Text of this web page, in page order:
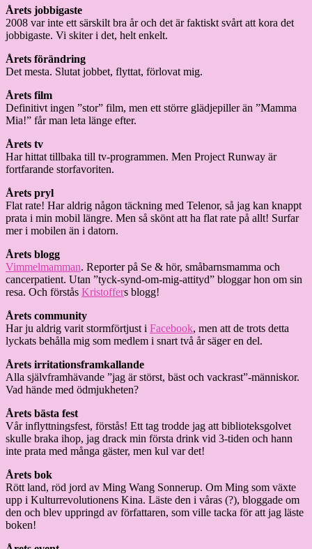
Årets jobbigaste
2008 var inte ett särskilt bra år och det är faktiskt svårt att kora det
jobbigaste. Vi skiter i det, helt enkelt.
Årets förändring
Det mesta. Slutat jobbet, flyttat, förlovat mig.
Årets film
Definitivt ingen ”stor” film, men ett större glädjepiller än ”Mamma
Mia!” får man leta länge efter.
Årets tv
Har hittat tillbaka till tv-programmen. Men Project Runway är
fortfarande storfavoriten.
Årets pryl
Flat rate! Har aldrig någon täckning med Telenor, så jag kan knappt
prata i min mobil längre. Men så skönt att ha flat rate på allt! Surfar
mer i mobilen än i datorn.
Årets blogg
Vimmelmamman. Reporter på Se & hör, småbarnsmamma och
cancerpatient. Utan ”tyck-synd-om-mig-attityd” bloggar hon om sin
resa. Och förstås Kristoffers blogg!
Årets community
Har ju aldrig varit stormförtjust i Facebook, men att de trots detta
lyckats behålla mig som medlem i snart två år säger en del.
Årets irritationsframkallande
Alla självframhävande ”jag är störst, bäst och vackrast”-människor.
Vad hände med ödmjukheten?
Årets bästa fest
Vår inflyttningsfest, förstås! Ett tag trodde jag att biblioteksgolvet
skulle braka ihop, jag drack min första drink vid 3-tiden och hann
inte prata med många gäster, men kul var det!
Årets bok
Rött land, röd jord av Ming Wang Sonnerup. Om Ming som växte
upp i Kulturrevolutionens Kina. Läste den i våras (?), bloggade om
den och blev uppringd av författaren, som ville tacka för att jag läste
boken!